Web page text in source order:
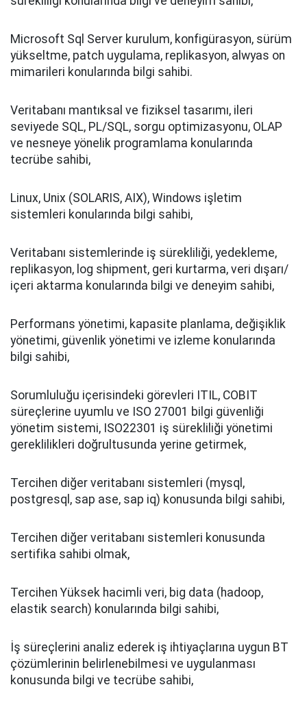
Microsoft Sql Server kurulum, konfigürasyon, sürüm
yükseltme, patch uygulama, replikasyon, alwyas on
mimarileri konularında bilgi sahibi.
Veritabanı mantıksal ve fiziksel tasarımı, ileri
seviyede SQL, PL/SQL, sorgu optimizasyonu, OLAP
ve nesneye yönelik programlama konularında
tecrübe sahibi,
Linux, Unix (SOLARIS, AIX), Windows işletim
sistemleri konularında bilgi sahibi,
Veritabanı sistemlerinde iş sürekliliği, yedekleme,
replikasyon, log shipment, geri kurtarma, veri dışarı/
içeri aktarma konularında bilgi ve deneyim sahibi,
Performans yönetimi, kapasite planlama, değişiklik
yönetimi, güvenlik yönetimi ve izleme konularında
bilgi sahibi,
Sorumluluğu içerisindeki görevleri ITIL, COBIT
süreçlerine uyumlu ve ISO 27001 bilgi güvenliği
yönetim sistemi, ISO22301 iş sürekliliği yönetimi
gereklilikleri doğrultusunda yerine getirmek,
Tercihen diğer veritabanı sistemleri (mysql,
postgresql, sap ase, sap iq) konusunda bilgi sahibi,
Tercihen diğer veritabanı sistemleri konusunda
sertifika sahibi olmak,
Tercihen Yüksek hacimli veri, big data (hadoop,
elastik search) konularında bilgi sahibi,
İş süreçlerini analiz ederek iş ihtiyaçlarına uygun BT
çözümlerinin belirlenebilmesi ve uygulanması
konusunda bilgi ve tecrübe sahibi,